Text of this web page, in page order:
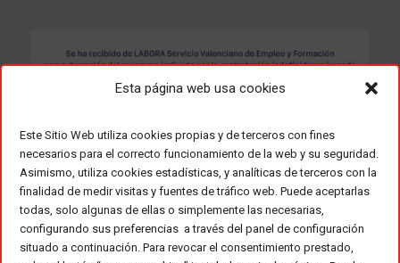
Esta página web usa cookies
Este Sitio Web utiliza cookies propias y de terceros con fines
necesarios para el correcto funcionamiento de la web y su seguridad.
Asimismo, utiliza cookies estadísticas, y analíticas de terceros con la
finalidad de medir visitas y fuentes de tráfico web. Puede aceptarlas
todas, solo algunas de ellas o simplemente las necesarias,
configurando sus preferencias a través del panel de configuración
situado a continuación. Para revocar el consentimiento prestado,